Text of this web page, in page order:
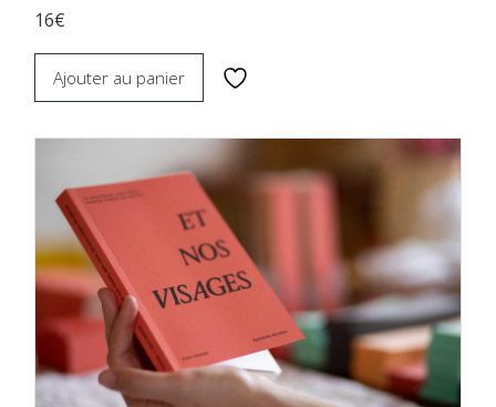
16€
Ajouter au panier